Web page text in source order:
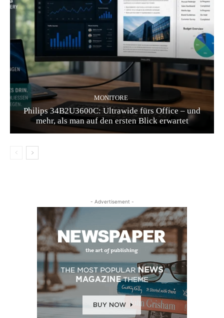
MONITORE
Philips 34B2U3600C: Ultrawide fürs Office – und
mehr, als man auf den ersten Blick erwartet
- Advertisement -